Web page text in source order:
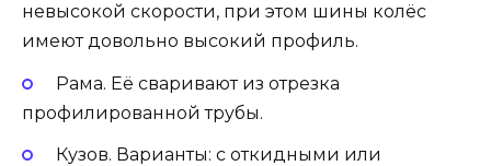
невысокой скорости, при этом шины колёс
имеют довольно высокий профиль.
Рама. Её сваривают из отрезка
профилированной трубы.
Кузов. Варианты: с откидными или